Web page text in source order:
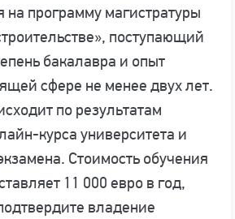
на программу магистратуры
поступающий
бакалавра и опыт
сфере не менее двух лет.
по результатам
курса университета и
Стоимость обучения
11 000 евро в год,
владение